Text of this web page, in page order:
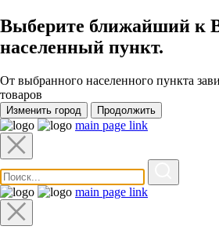
Выберите ближайший к
населенный пункт.
От выбранного населенного пункта
товаров
Изменить город Продолжить
main page link
main page link